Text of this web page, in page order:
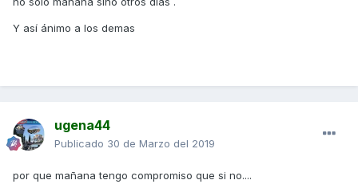
Y así ánimo a los demas
ugena44
Publicado 30 de Marzo del 2019
por que mañana tengo compromiso que si no....